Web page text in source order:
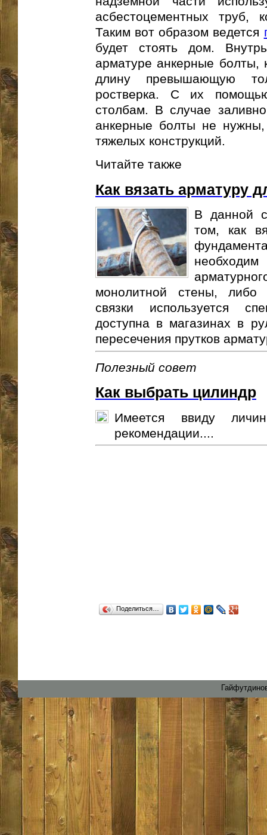
асбестоцементных труб,
Таким вот образом ведется
будет стоять дом.
арматуре анкерные болты,
длину превышающую
ростверка. С их
столбам. В случае
анкерные болты не
тяжелых конструкций.
Читайте также
Как вязать арматуру
В данной
том, как
монолитной стены, либо
связки используется
доступна в магазинах в
пересечения прутков
Полезный совет
Как выбрать цилиндр
Имеется ввиду
рекомендации....
Поделиться…